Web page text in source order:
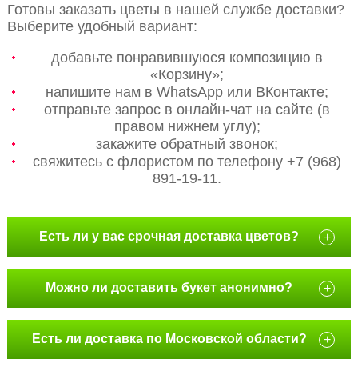
Готовы заказать цветы в нашей службе доставки?
Выберите удобный вариант:
добавьте понравившуюся композицию в
«Корзину»;
напишите нам в WhatsApp или ВКонтакте;
отправьте запрос в онлайн-чат на сайте (в
правом нижнем углу);
закажите обратный звонок;
свяжитесь с флористом по телефону +7 (968)
891-19-11.
Есть ли у вас срочная доставка цветов? +
Можно ли доставить букет анонимно? +
Есть ли доставка по Московской области? +